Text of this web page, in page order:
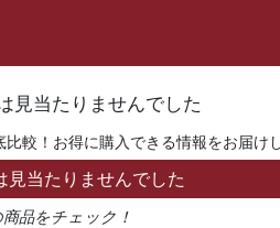
見当たりませんでした
比較！お得に購入できる情報をお届け
見当たりませんでした
品をチェック！